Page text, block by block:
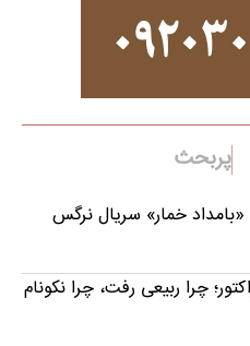
پربحث
خمار» سریال نرگس
چرا ربیعی رفت، چرا نکونام